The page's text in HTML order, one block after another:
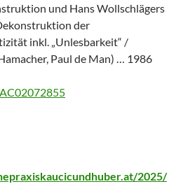
und Hans Wollschlägers
der
inkl. „Unlesbarkeit“ /
Paul de Man) … 1986
2025/